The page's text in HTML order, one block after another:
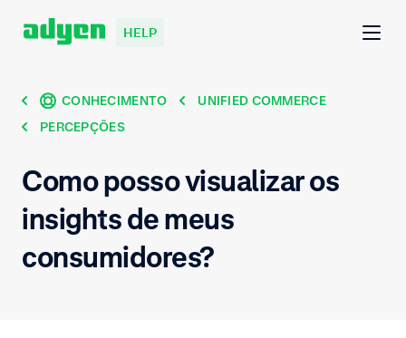
HELP
CONHECIMENTO
UNIFIED COMMERCE
PERCEPÇÕES
Como posso visualizar os
insights de meus
consumidores?